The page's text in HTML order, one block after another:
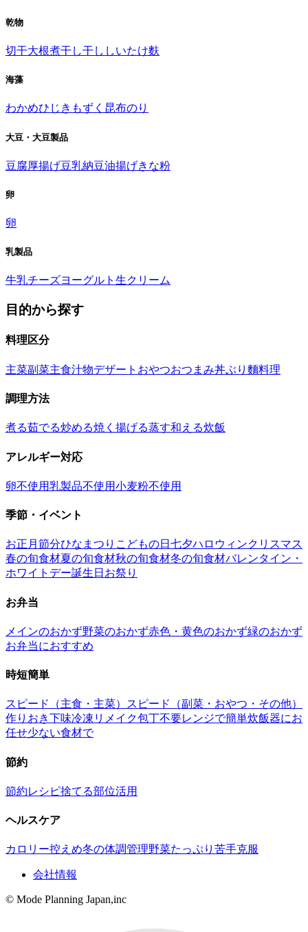
乾物
切干大根煮干し干ししいたけ麩
海藻
わかめひじき もずく 昆布のり
大豆・大豆製品
豆腐厚揚げ豆乳納豆油揚げきな粉
卵
卵
乳製品
牛乳チーズヨーグルト 生クリーム
目的から探す
料理区分
主菜副菜主食汁物デザート おやつおつまみ丼ぶり 麵料理
調理方法
煮る茹でる炒める焼く 揚げる蒸す和える炊飯
アレルギー対応
卵不使用乳製品不使用小麦粉不使用
季節・イベント
お正月 節分ひなまつり こどもの日 七夕ハロウィンクリスマス
春の旬食材夏の旬食材秋の旬食材冬の旬食材バレンタイン・
ホワイトデー誕生日 お祭り
お弁当
メインのおかず野菜のおかず赤色・黄色のおかず緑のおかず
お弁当におすすめ
時短簡単
スピード（主食・主菜）
スピード（副菜・おやつ・その他）
作りおき下味冷凍 リメイク包丁不要レンジで簡単炊飯器にお
任せ少ない食材で
節約
節約レシピ捨てる部位活用
ヘルスケア
カロリー控えめ冬の体調管理野菜たっぷり 苦手克服
会社情報
© Mode Planning Japan,inc